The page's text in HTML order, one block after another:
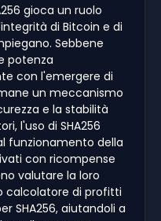
gioca un ruolo
di Bitcoin e di
Sebbene
potenza
con l'emergere di
un meccanismo
e la stabilità
l'uso di SHA256
funzionamento della
con ricompense
valutare la loro
calcolatore di profitti
SHA256, aiutandoli a